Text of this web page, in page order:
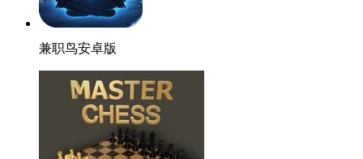
兼职鸟安卓版